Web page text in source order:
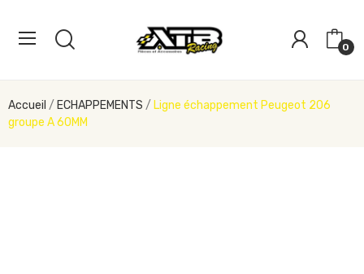
0
Accueil ECHAPPEMENTS
Ligne échappement Peugeot 206
groupe A 60MM